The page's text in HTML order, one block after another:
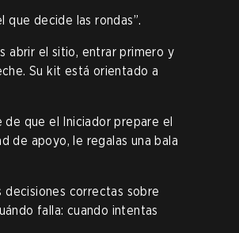
que decide las rondas”.
abrir el sitio, entrar primero y
Su kit está orientado a
que el Iniciador prepare el
de apoyo, le regalas una bala
decisiones correctas sobre
falla: cuando intentas